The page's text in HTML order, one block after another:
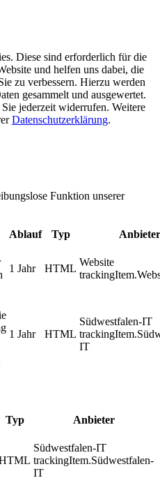
Diese sind erforderlich für die
und helfen uns dabei, die
zu verbessern. Hierzu werden
gesammelt und ausgewertet.
jederzeit widerrufen. Weitere
Datenschutzerklärung.
Funktion unserer
Ablauf Typ Anbieter
1 Jahr HTML
Website
1 Jahr HTML
Südwestfalen-IT
IT
Typ Anbieter
Südwestfalen-IT
trackingItem.Südwestfalen-
IT